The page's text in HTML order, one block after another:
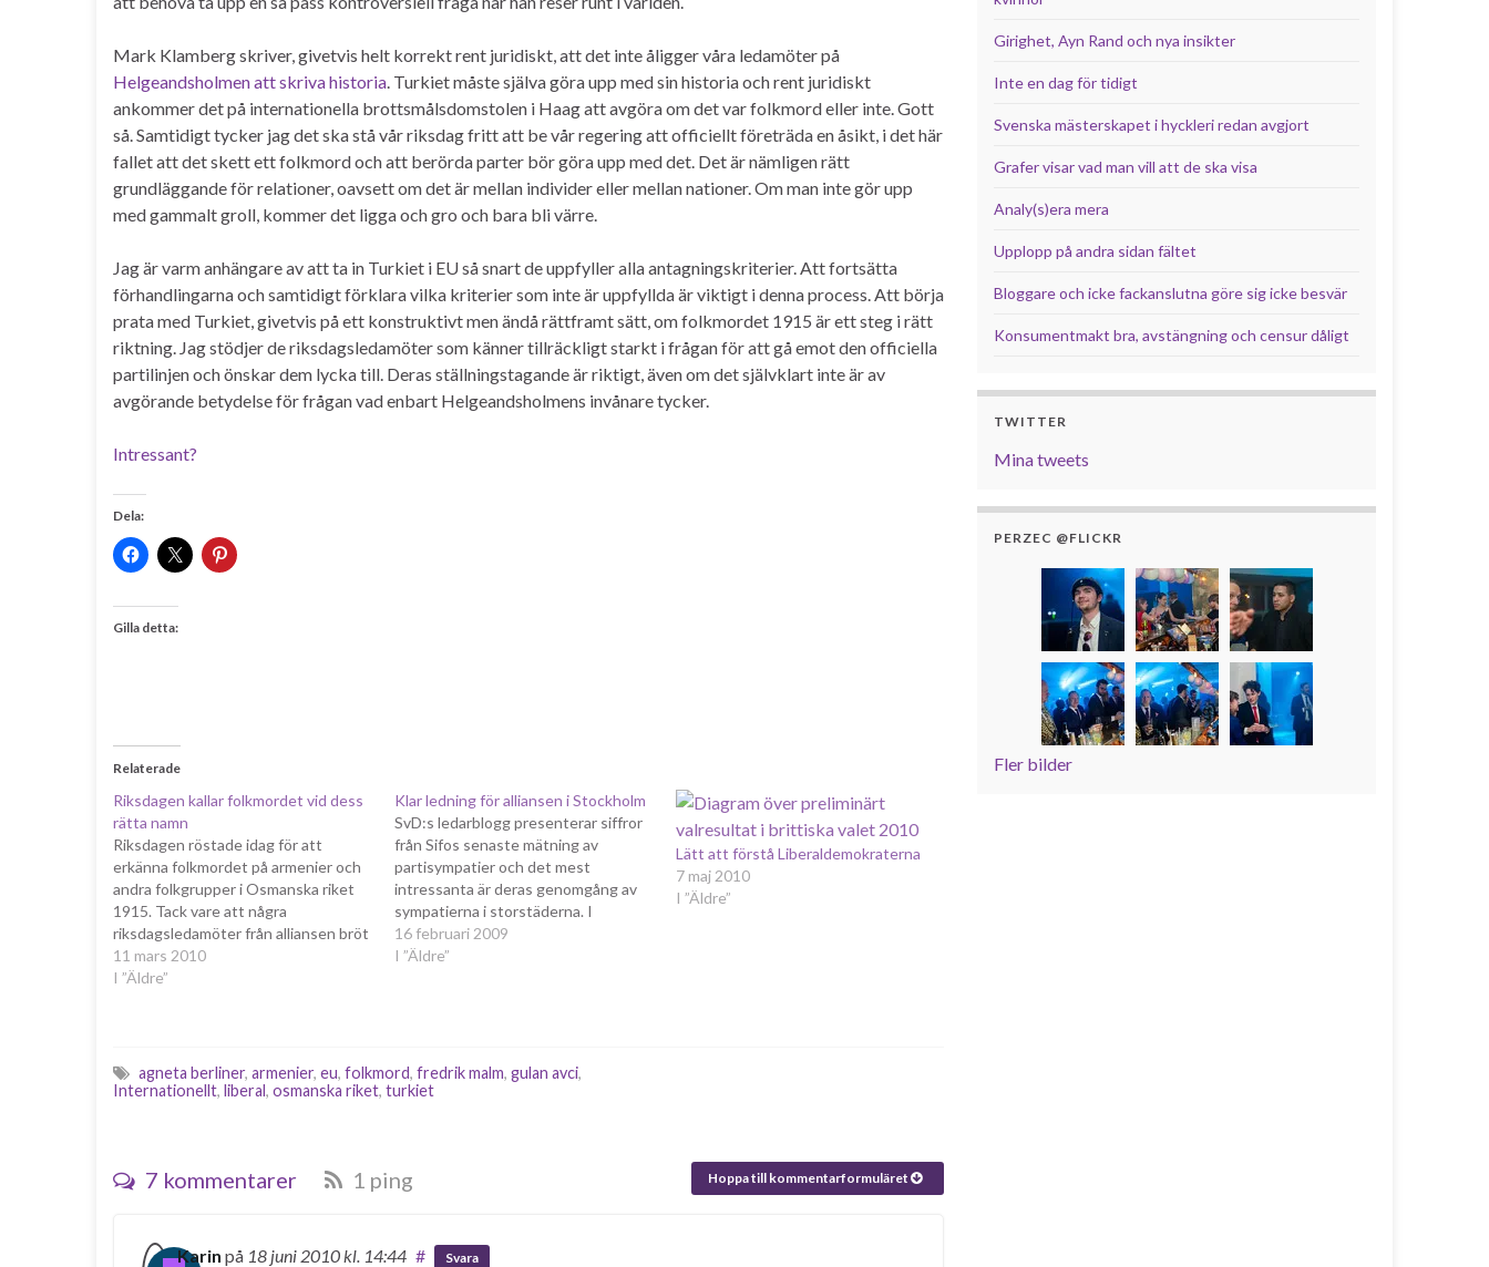
Mark Klamberg skriver, givetvis helt korrekt rent juridiskt, att det inte åligger våra ledamöter på
Helgeandsholmen att skriva historia. Turkiet måste själva göra upp med sin historia och rent juridiskt
ankommer det på internationella brottsmålsdomstolen i Haag att avgöra om det var folkmord eller inte. Gott
så. Samtidigt tycker jag det ska stå vår riksdag fritt att be vår regering att officiellt företräda en åsikt, i det här
fallet att det skett ett folkmord och att berörda parter bör göra upp med det. Det är nämligen rätt
grundläggande för relationer, oavsett om det är mellan individer eller mellan nationer. Om man inte gör upp
med gammalt groll, kommer det ligga och gro och bara bli värre.
Jag är varm anhängare av att ta in Turkiet i EU så snart de uppfyller alla antagningskriterier. Att fortsätta
förhandlingarna och samtidigt förklara vilka kriterier som inte är uppfyllda är viktigt i denna process. Att börja
prata med Turkiet, givetvis på ett konstruktivt men ändå rättframt sätt, om folkmordet 1915 är ett steg i rätt
riktning. Jag stödjer de riksdagsledamöter som känner tillräckligt starkt i frågan för att gå emot den officiella
partilinjen och önskar dem lycka till. Deras ställningstagande är riktigt, även om det självklart inte är av
avgörande betydelse för frågan vad enbart Helgeandsholmens invånare tycker.
Intressant?
Dela:
Gilla detta:
Relaterade
Riksdagen kallar folkmordet vid dess
rätta namn
Riksdagen röstade idag för att
erkänna folkmordet på armenier och
andra folkgrupper i Osmanska riket
1915. Tack vare att några
riksdagsledamöter från alliansen bröt
mot den officiella allianshållningen
och istället röstade efter sitt eget
den…
11 mars 2010
I ”Äldre”
Klar ledning för alliansen i Stockholm
SvD:s ledarblogg presenterar siffror
från Sifos senaste mätning av
partisympatier och det mest
intressanta är deras genomgång av
sympatierna i storstäderna. I
Stockholm leder Alliansen med 54 -
42 mot oppositionen, i Malmö är
16 februari 2009
I ”Äldre”
Lätt att förstå Liberaldemokraterna
7 maj 2010
I ”Äldre”
agneta berliner, armenier, eu, folkmord, fredrik malm, gulan avci,
Internationellt, liberal, osmanska riket, turkiet
7 kommentarer 1 ping Hoppa till kommentarformuläret
Karin på 18 juni 2010kl. 14:44 # Svara
Girighet, Ayn Rand och nya insikter
Inte en dag för tidigt
Svenska mästerskapet i hyckleri redan avgjort
Grafer visar vad man vill att de ska visa
Analy(s)era mera
Upplopp på andra sidan fältet
Bloggare och icke fackanslutna göre sig icke besvär
Konsumentmakt bra, avstängning och censur dåligt
TWITTER
Mina tweets
PERZEC @FLICKR
Fler bilder